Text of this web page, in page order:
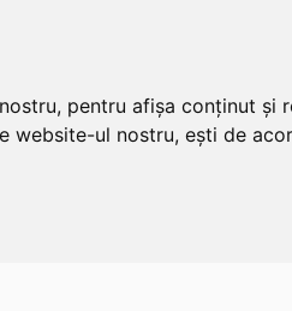
pentru afișa conținut și
ul nostru, ești de